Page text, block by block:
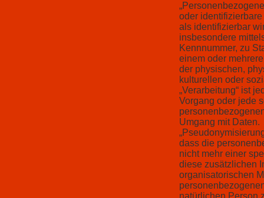
oder
als identifizierbar
insbesondere
Kennnummer, zu
einem oder
der physischen,
kulturellen oder
„Verarbeitung“ ist
Vorgang oder jede
Umgang mit Daten.
dass die
nicht mehr einer
diese zusätzlichen
organisatorischen
natürlichen Person